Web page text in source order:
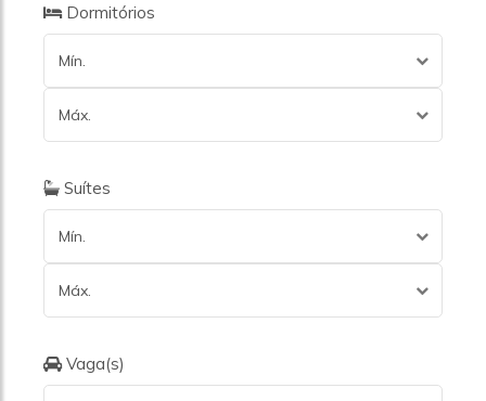
Dormitórios
Mín.
Máx.
Suítes
Mín.
Máx.
Vaga(s)